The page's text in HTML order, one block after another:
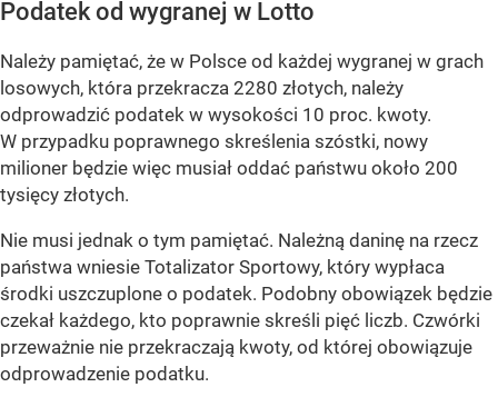
Podatek od wygranej w Lotto
Należy pamiętać, że w Polsce od każdej wygranej w grach
losowych, która przekracza 2280 złotych, należy
odprowadzić podatek w wysokości 10 proc. kwoty.
W przypadku poprawnego skreślenia szóstki, nowy
milioner będzie więc musiał oddać państwu około 200
tysięcy złotych.
Nie musi jednak o tym pamiętać. Należną daninę na rzecz
państwa wniesie Totalizator Sportowy, który wypłaca
środki uszczuplone o podatek. Podobny obowiązek będzie
czekał każdego, kto poprawnie skreśli pięć liczb. Czwórki
przeważnie nie przekraczają kwoty, od której obowiązuje
odprowadzenie podatku.